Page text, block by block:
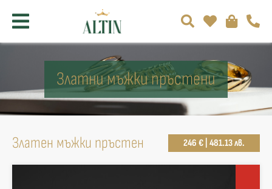
Златни мъжки пръстени
Златен мъжки пръстен 246 € | 481.13 лв.